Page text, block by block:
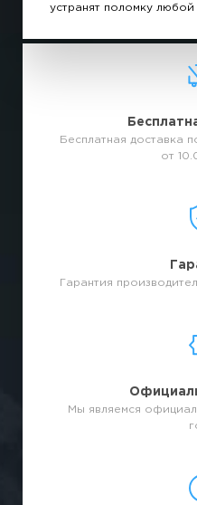
устранят поломку
Бесплатная доставка
от
Гарантия
Мы являемся